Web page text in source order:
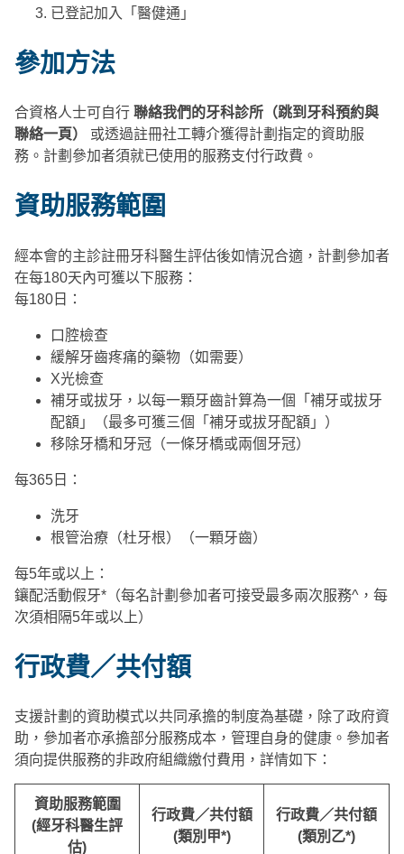
已登記加入「醫健通」
參加方法
合資格人士可自行 聯絡我們的牙科診所 （跳到牙科預約與
聯絡一頁）
或透過註冊社工轉介獲得計劃指定的資助服
務。計劃參加者須就已使用的服務支付行政費。
資助服務範圍
經本會的主診註冊牙科醫生評估後如情況合適，計劃參加者
在每180天內可獲以下服務：
每180日：
口腔檢查
緩解牙齒疼痛的藥物（如需要）
X光檢查
補牙或拔牙，以每一顆牙齒計算為一個「補牙或拔牙
配額」（最多可獲三個「補牙或拔牙配額」）
移除牙橋和牙冠（一條牙橋或兩個牙冠）
每365日：
洗牙
根管治療（杜牙根）（一顆牙齒）
每5年或以上：
鑲配活動假牙*（每名計劃參加者可接受最多兩次服務^，每
次須相隔5年或以上）
行政費／共付額
支援計劃的資助模式以共同承擔的制度為基礎，除了政府資
助，參加者亦承擔部分服務成本，管理自身的健康。參加者
須向提供服務的非政府組織繳付費用，詳情如下：
資助服務範圍
(經牙科醫生評
估)
行政費／共付額
(類別甲*)
行政費／共付額
(類別乙*)